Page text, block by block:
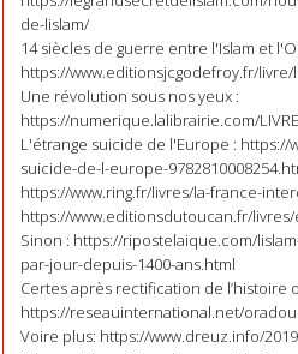
de-lislam/
14 siècles de guerre entre l'Islam et
https://www.editionsjcgodefroy.fr/
Une révolution sous nos yeux :
https://numerique.lalibrairie.com/
L'étrange suicide de l'Europe :
suicide-de-l-europe-
https://www.ring.fr/livres/la-france-
https://www.editionsdutoucan.fr/
Sinon : https://ripostelaique.com/
par-jour-depuis-1400-ans.html
Certes après rectification de l’histoire
https://reseauinternational.net/
Voire plus: https://www.dreuz.info/